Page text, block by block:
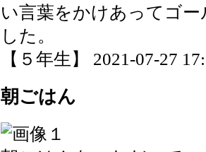
い言葉をかけあってゴ
した。
【５年生】 2021-07-27
朝ごはん